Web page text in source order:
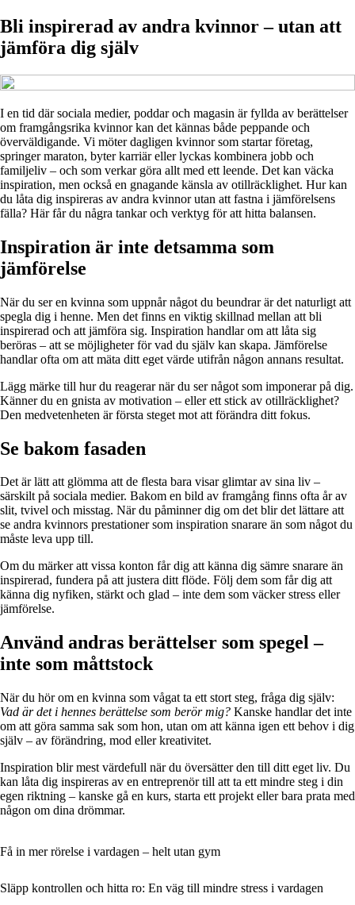
Bli inspirerad av andra kvinnor – utan att
jämföra dig själv
I en tid där sociala medier, poddar och magasin är fyllda av berättelser
om framgångsrika kvinnor kan det kännas både peppande och
överväldigande. Vi möter dagligen kvinnor som startar företag,
springer maraton, byter karriär eller lyckas kombinera jobb och
familjeliv – och som verkar göra allt med ett leende. Det kan väcka
inspiration, men också en gnagande känsla av otillräcklighet. Hur kan
du låta dig inspireras av andra kvinnor utan att fastna i jämförelsens
fälla? Här får du några tankar och verktyg för att hitta balansen.
Inspiration är inte detsamma som
jämförelse
När du ser en kvinna som uppnår något du beundrar är det naturligt att
spegla dig i henne. Men det finns en viktig skillnad mellan att bli
inspirerad och att jämföra sig. Inspiration handlar om att låta sig
beröras – att se möjligheter för vad du själv kan skapa. Jämförelse
handlar ofta om att mäta ditt eget värde utifrån någon annans resultat.
Lägg märke till hur du reagerar när du ser något som imponerar på dig.
Känner du en gnista av motivation – eller ett stick av otillräcklighet?
Den medvetenheten är första steget mot att förändra ditt fokus.
Se bakom fasaden
Det är lätt att glömma att de flesta bara visar glimtar av sina liv –
särskilt på sociala medier. Bakom en bild av framgång finns ofta år av
slit, tvivel och misstag. När du påminner dig om det blir det lättare att
se andra kvinnors prestationer som inspiration snarare än som något du
måste leva upp till.
Om du märker att vissa konton får dig att känna dig sämre snarare än
inspirerad, fundera på att justera ditt flöde. Följ dem som får dig att
känna dig nyfiken, stärkt och glad – inte dem som väcker stress eller
jämförelse.
Använd andras berättelser som spegel –
inte som måttstock
När du hör om en kvinna som vågat ta ett stort steg, fråga dig själv:
Vad är det i hennes berättelse som berör mig? Kanske handlar det inte
om att göra samma sak som hon, utan om att känna igen ett behov i dig
själv – av förändring, mod eller kreativitet.
Inspiration blir mest värdefull när du översätter den till ditt eget liv. Du
kan låta dig inspireras av en entreprenör till att ta ett mindre steg i din
egen riktning – kanske gå en kurs, starta ett projekt eller bara prata med
någon om dina drömmar.
Få in mer rörelse i vardagen – helt utan gym
Släpp kontrollen och hitta ro: En väg till mindre stress i vardagen